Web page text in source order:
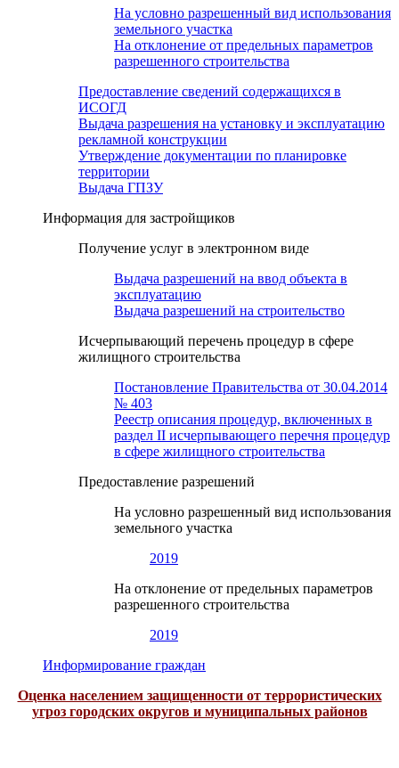
На условно разрешенный вид использования
земельного участка
На отклонение от предельных параметров
разрешенного строительства
Предоставление сведений содержащихся в
ИСОГД
Выдача разрешения на установку и эксплуатацию
рекламной конструкции
Утверждение документации по планировке
территории
Выдача ГПЗУ
Информация для застройщиков
Получение услуг в электронном виде
Выдача разрешений на ввод объекта в
эксплуатацию
Выдача разрешений на строительство
Исчерпывающий перечень процедур в сфере
жилищного строительства
Постановление Правительства от 30.04.2014
№ 403
Реестр описания процедур, включенных в
раздел II исчерпывающего перечня процедур
в сфере жилищного строительства
Предоставление разрешений
На условно разрешенный вид использования
земельного участка
2019
На отклонение от предельных параметров
разрешенного строительства
2019
Информирование граждан
Оценка населением защищенности от террористических
угроз городских округов и муниципальных районов